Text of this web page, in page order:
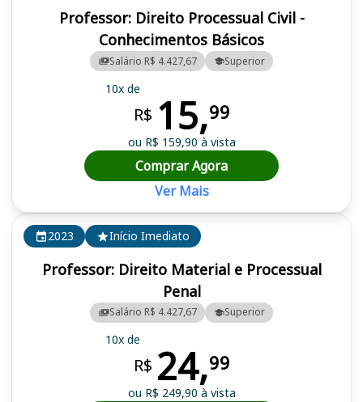
2023 Início Imediato
Professor: Direito Material e Processual
Penal
Salário R$ 4.427,67 Superior
10x de
R$ 24,99
ou R$ 249,90 à vista
Professor: Direito Processual Civil -
Conhecimentos Básicos
Salário R$ 4.427,67 Superior
10x de
R$ 15,99
ou R$ 159,90 à vista
Comprar Agora
Ver Mais